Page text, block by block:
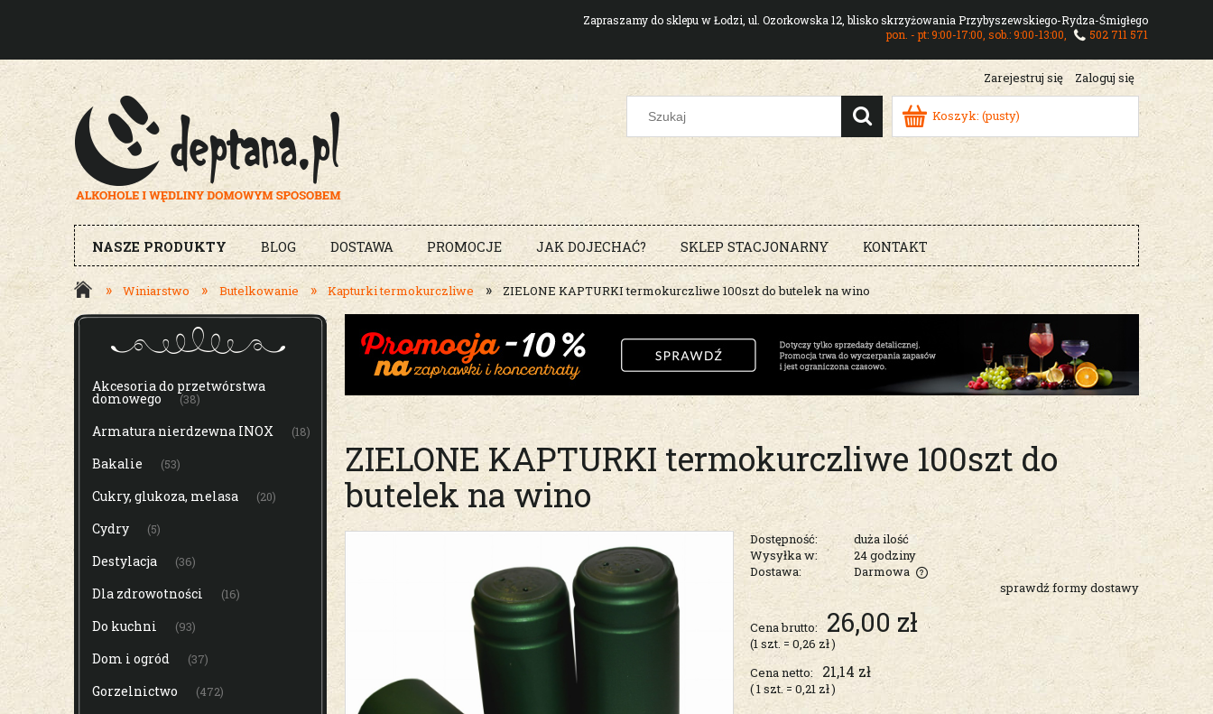
Zapraszamy do sklepu w Łodzi, ul. Ozorkowska 12, blisko skrzyżowania Przybyszewskiego-Rydza-Śmigłego
pon. - pt: 9:00-17:00, sob.: 9:00-13:00,
502 711 571
Zarejestruj się Zaloguj się
Koszyk: (pusty)
NASZE PRODUKTY BLOG DOSTAWA PROMOCJE JAK DOJECHAĆ? SKLEP STACJONARNY KONTAKT
» Winiarstwo » Butelkowanie » Kapturki termokurczliwe » ZIELONE KAPTURKI termokurczliwe 100szt do butelek na wino
MENU
Akcesoria do przetwórstwa
domowego (38)
Armatura nierdzewna INOX (18)
Bakalie (53)
Cukry, glukoza, melasa (20)
Cydry (5)
Destylacja (36)
Dla zdrowotności (16)
Do kuchni (93)
Dom i ogród (37)
Gorzelnictwo (472)
ZIELONE KAPTURKI termokurczliwe 100szt do
butelek na wino
Dostępność:
duża ilość
Wysyłka w:
24 godziny
Dostawa:
Darmowa
Cena nie zawiera ewentualnych
kosztów płatności
sprawdź formy dostawy
Cena brutto: 26,00 zł
(1szt. =0,26 zł)
Cena netto:
21,14 zł
( 1szt.=0,21 zł)